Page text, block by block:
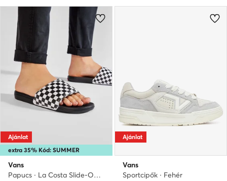
extra 35% Kód: SUMMER
Ajánlat
Vans
Papucs · La Costa Slide-On VN0A5HF527I1 · Fekete
Ajánlat
Vans
Sportcipők · Fehér